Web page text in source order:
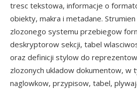
tresc tekstowa, informacje o
obiekty, makra i metadane.
zlozonego systemu przebiegow
deskryptorow sekcji, tabel
oraz definicji stylow do
zlozonych ukladow dokumentow, w
naglowkow, przypisow, tabel,